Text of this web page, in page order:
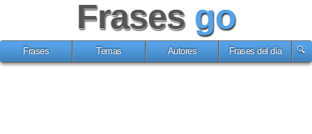
Frases go
Frases Temas Autores Frases del día